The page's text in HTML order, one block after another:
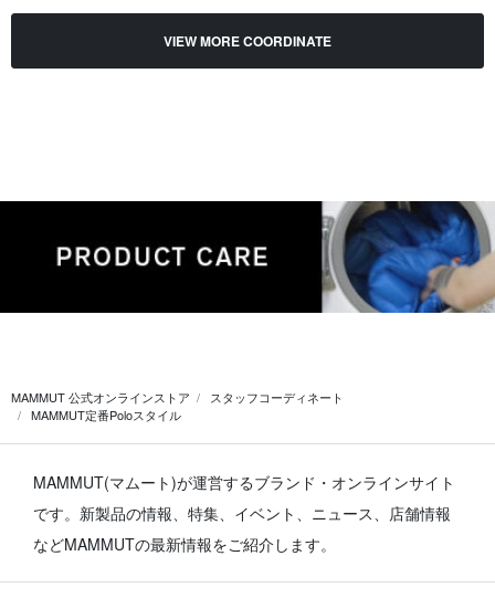
VIEW MORE COORDINATE
MAMMUT 公式オンラインストア
スタッフコーディネート
MAMMUT定番Poloスタイル
MAMMUT(マムート)が運営するブランド・オンラインサイト
です。 新製品の情報、特集、イベント、ニュース、店舗情報
などMAMMUTの最新情報をご紹介します。